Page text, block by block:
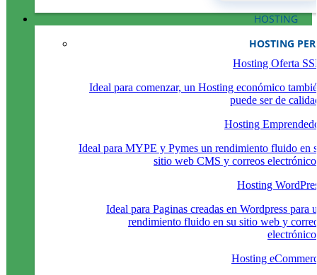
HOSTING
HOSTING
Hosting Oferta
Ideal para comenzar, un Hosting económico
puede ser de
Hosting
Ideal para MYPE y Pymes un rendimiento fluido en
sitio web CMS y correos
Hosting
Ideal para Paginas creadas en Wordpress para
rendimiento fluido en su sitio web y
Hosting